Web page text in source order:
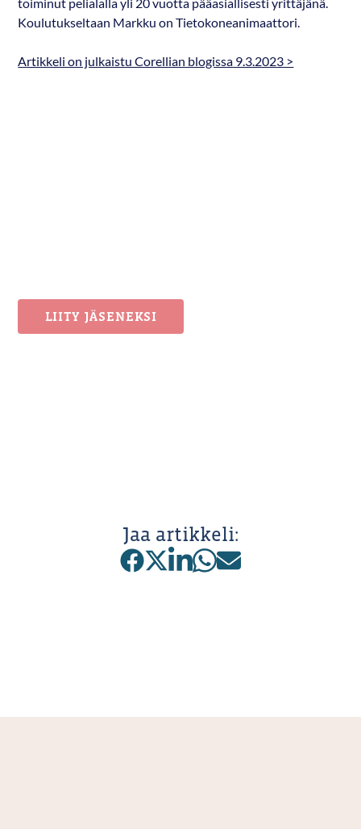
toiminut pelialalla yli 20 vuotta pääasiallisesti yrittäjänä.
Koulutukseltaan Markku on Tietokoneanimaattori.
Artikkeli on julkaistu Corellian blogissa 9.3.2023 >
LIITY JÄSENEKSI
Jaa artikkeli: